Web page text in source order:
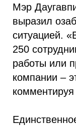
Мэр
выразил
ситуацией.
250
работы или
компании –